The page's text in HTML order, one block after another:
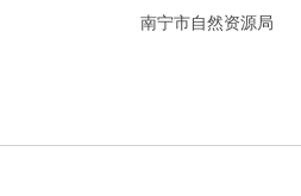
南宁市自然资源局